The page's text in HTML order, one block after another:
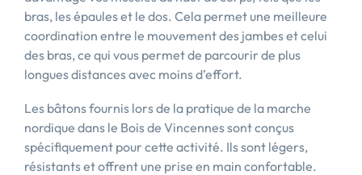
bras, les épaules et le dos. Cela permet une meilleure
coordination entre le mouvement des jambes et celui
des bras, ce qui vous permet de parcourir de plus
longues distances avec moins d’effort.
Les bâtons fournis lors de la pratique de la marche
nordique dans le Bois de Vincennes sont conçus
spécifiquement pour cette activité. Ils sont légers,
résistants et offrent une prise en main confortable.